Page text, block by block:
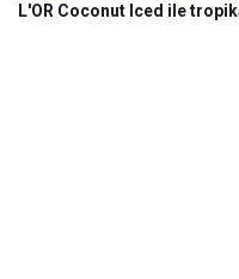
L'OR Coconut Iced ile